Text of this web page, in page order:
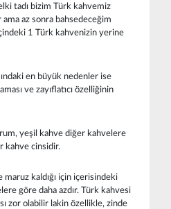
tadı bizim Türk kahvemiz
az sonra bahsedeceğim
1 Türk kahvenizin yerine
en büyük nedenler ise
ve zayıflatıcı özelliğinin
yeşil kahve diğer kahvelere
kahve cinsidir.
kaldığı için içerisindeki
göre daha azdır. Türk kahvesi
zor olabilir lakin özellikle, zinde